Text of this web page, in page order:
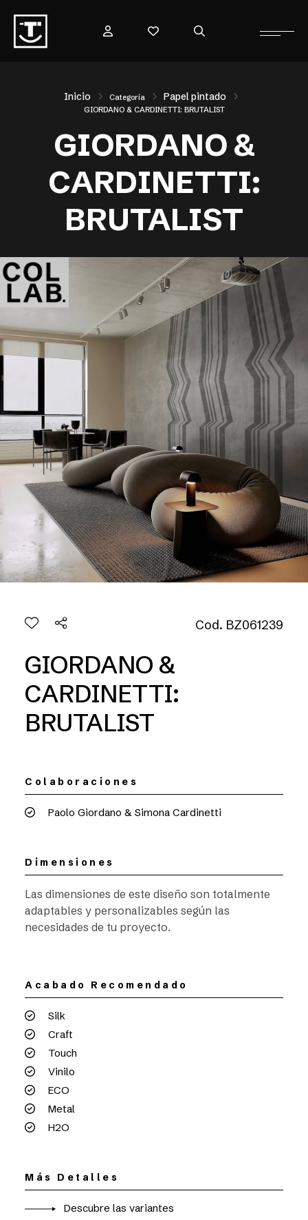
Inicio Categoría Papel pintado
GIORDANO & CARDINETTI: BRUTALIST
GIORDANO &
CARDINETTI:
BRUTALIST
Cod. BZ061239
GIORDANO &
CARDINETTI:
BRUTALIST
Colaboraciones
Paolo Giordano & Simona Cardinetti
Dimensiones
Las dimensiones de este diseño son totalmente
adaptables y personalizables según las
necesidades de tu proyecto.
Acabado Recomendado
Silk
Craft
Touch
Vinilo
ECO
Metal
H2O
Más Detalles
Descubre las variantes